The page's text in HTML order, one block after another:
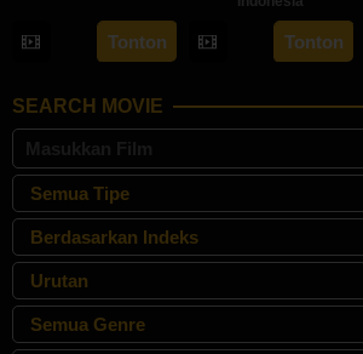
Tonton Tonton
SEARCH MOVIE